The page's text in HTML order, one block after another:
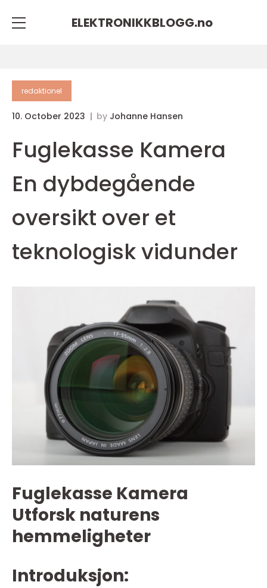
ELEKTRONIKKBLOGG.no
redaktionel
10. October 2023 by Johanne Hansen
Fuglekasse Kamera
En dybdegående
oversikt over et
teknologisk vidunder
Fuglekasse Kamera
Utforsk naturens
hemmeligheter
Introduksjon: